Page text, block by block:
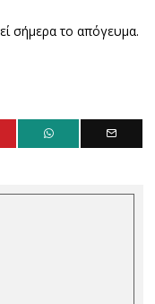
σήμερα το απόγευμα.